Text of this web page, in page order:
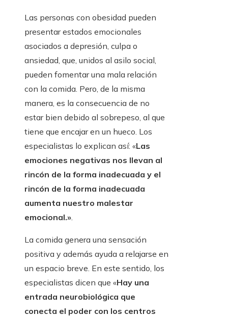
Las personas con obesidad pueden
presentar estados emocionales
asociados a depresión, culpa o
ansiedad, que, unidos al asilo social,
pueden fomentar una mala relación
con la comida. Pero, de la misma
manera, es la consecuencia de no
estar bien debido al sobrepeso, al que
tiene que encajar en un hueco. Los
especialistas lo explican así: «Las
emociones negativas nos llevan al
rincón de la forma inadecuada y el
rincón de la forma inadecuada
aumenta nuestro malestar
emocional.».
La comida genera una sensación
positiva y además ayuda a relajarse en
un espacio breve. En este sentido, los
especialistas dicen que «Hay una
entrada neurobiológica que
conecta el poder con los centros